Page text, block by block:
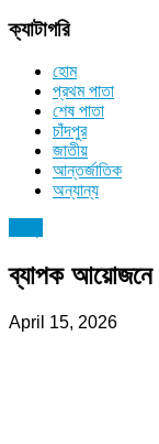
ক্যাটাগরি
হোম
প্রথম পাতা
শেষ পাতা
চাঁদপুর
জাতীয়
আন্তর্জাতিক
অন্যান্য
ব্যাপক আয়োজনে
April 15, 2026